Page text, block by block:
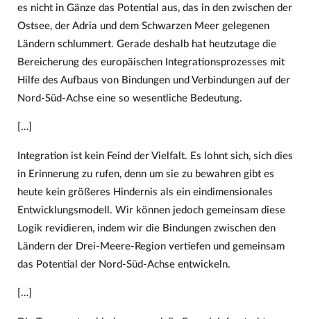
es nicht in Gänze das Potential aus, das in den zwischen der
Ostsee, der Adria und dem Schwarzen Meer gelegenen
Ländern schlummert. Gerade deshalb hat heutzutage die
Bereicherung des europäischen Integrationsprozesses mit
Hilfe des Aufbaus von Bindungen und Verbindungen auf der
Nord-Süd-Achse eine so wesentliche Bedeutung.
[…]
Integration ist kein Feind der Vielfalt. Es lohnt sich, sich dies
in Erinnerung zu rufen, denn um sie zu bewahren gibt es
heute kein größeres Hindernis als ein eindimensionales
Entwicklungsmodell. Wir können jedoch gemeinsam diese
Logik revidieren, indem wir die Bindungen zwischen den
Ländern der Drei-Meere-Region vertiefen und gemeinsam
das Potential der Nord-Süd-Achse entwickeln.
[…]